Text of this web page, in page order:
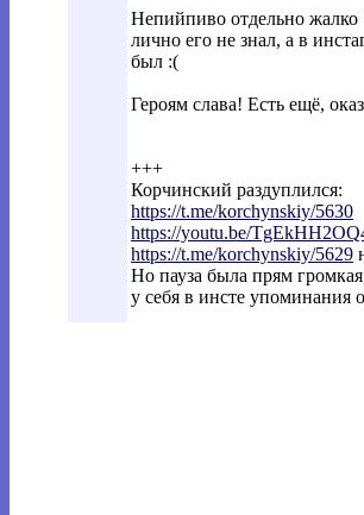
Непийпиво отдельно жалко
лично его не знал, а в
был :(
Героям слава! Есть ещё,
+++
Корчинский раздуплился:
https://t.me/korchynskiy/5630
https://youtu.be/
https://t.me/korchynskiy/5629
Но пауза была прям
у себя в инсте упоминания